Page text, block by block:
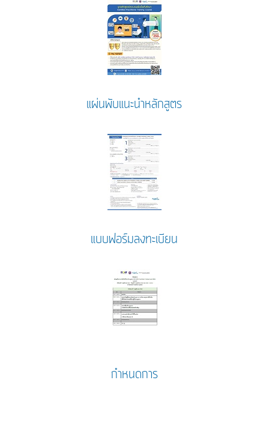
แผ่นพับแนะนำหลักสูตร
แบบฟอร์มลงทะเบียน
กำหนดการ